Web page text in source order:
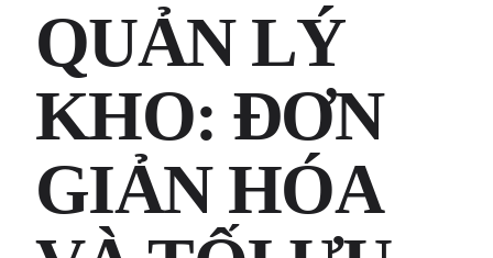
QUẢN LÝ
KHO: ĐƠN
GIẢN HÓA